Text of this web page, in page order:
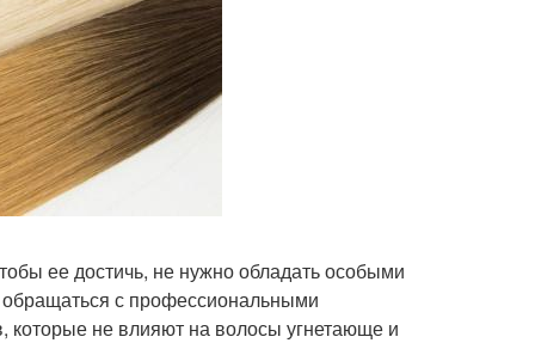
ее достичь, не нужно обладать особыми
с профессиональными
которые не влияют на волосы угнетающе и